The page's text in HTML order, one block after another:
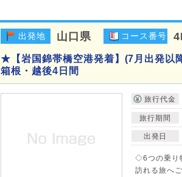
出発地 山口県 コース番号
★【岩国錦帯橋空港発着】(7月出発以
箱根・越後4日間
旅行代金
旅行期間
出発日
◇6つの乗り
訪れる旅へ